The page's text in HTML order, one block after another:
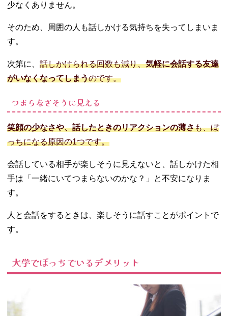
少なくありません。
そのため、周囲の人も話しかける気持ちを失ってしまいま
す。
次第に、 話しかけられる回数も減り、気軽に会話する友達
がいなくなってしまうのです。
つまらなさそうに見える
笑顔の少なさや、話したときのリアクションの薄さも、ぼ
っちになる原因の1つです。
会話している相手が楽しそうに見えないと、話しかけた相
手は「一緒にいてつまらないのかな？」と不安になりま
す。
人と会話をするときは、楽しそうに話すことがポイントで
す。
大学でぼっちでいるデメリット